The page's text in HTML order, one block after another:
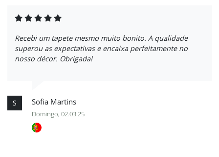
Recebi um tapete mesmo muito bonito. A qualidade
superou as expectativas e encaixa perfeitamente no
nosso décor. Obrigada!
S Sofia Martins
Domingo, 02.03.25